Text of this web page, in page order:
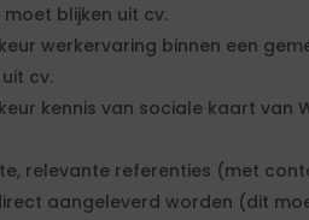
blijken uit cv.
werkervaring binnen een
cv.
kennis van sociale kaart van
relevante referenties (met
aangeleverd worden (dit